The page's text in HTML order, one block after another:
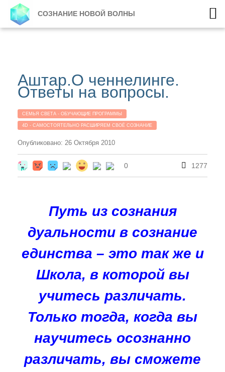
СОЗНАНИЕ НОВОЙ ВОЛНЫ
Аштар.О ченнелинге.
Ответы на вопросы.
СЕМЬЯ СВЕТА - ОБУЧАЮЩИЕ ПРОГРАММЫ
4D - САМОСТОЯТЕЛЬНО РАСШИРЯЕМ СВОЁ СОЗНАНИЕ
Опубликовано: 26 Октября 2010
0 1277
Путь из сознания
дуальности в сознание
единства – это так же и
Школа, в которой вы
учитесь различать.
Только тогда, когда вы
научитесь осознанно
различать, вы сможете